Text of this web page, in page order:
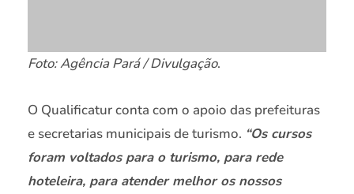
Foto: Agência Pará / Divulgação.
O Qualificatur conta com o apoio das prefeituras
e secretarias municipais de turismo. “Os cursos
foram voltados para o turismo, para rede
hoteleira, para atender melhor os nossos